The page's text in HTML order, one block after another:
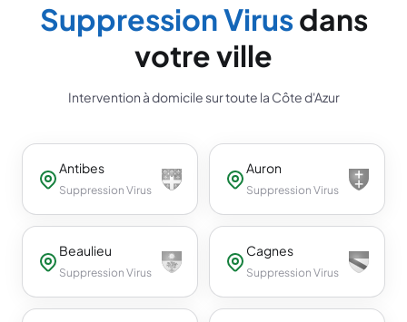
Suppression Virusdans
votre ville
Intervention à domicile sur toute la Côte d'Azur
Antibes
Suppression Virus
Auron
Suppression Virus
Beaulieu
Suppression Virus
Cagnes
Suppression Virus